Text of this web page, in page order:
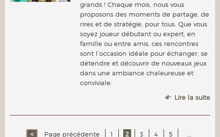
grands ! Chaque mois, nous vous
proposons des moments de partage, de
rires et de stratégie, pour tous. Que vous
soyez joueur débutant ou expert, en
famille ou entre amis, ces rencontres
sont l’occasion idéale pour échanger, se
détendre et découvrir de nouveaux jeux
dans une ambiance chaleureuse et
conviviale.
Lire la suite
Page précédente 1 2 3 4 5